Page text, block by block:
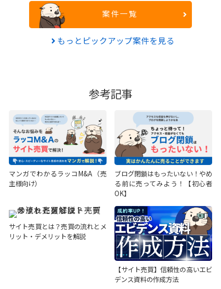
案件一覧
もっとピックアップ案件を見る
参考記事
マンガでわかるラッコM&A（売
主様向け）
ブログ閉鎖はもったいない！やめ
る前に売ってみよう！【初心者
OK】
サイト売買とは？売買の流れとメ
リット・デメリットを解説
【サイト売買】信頼性の高いエビ
デンス資料の作成方法